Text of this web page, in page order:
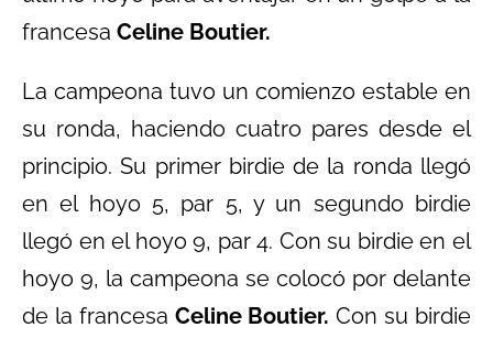
francesa Celine Boutier.
La campeona tuvo un comienzo estable en
su ronda, haciendo cuatro pares desde el
principio. Su primer birdie de la ronda llegó
en el hoyo 5, par 5, y un segundo birdie
llegó en el hoyo 9, par 4. Con su birdie en el
hoyo 9, la campeona se colocó por delante
de la francesa Celine Boutier. Con su birdie